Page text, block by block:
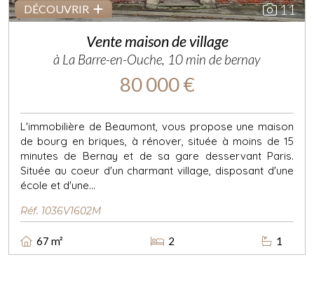
DÉCOUVRIR 11
Vente maison de village
à La Barre-en-Ouche, 10 min de bernay
80 000 €
L'immobilière de Beaumont, vous propose une maison
de bourg en briques, à rénover, située à moins de 15
minutes de Bernay et de sa gare desservant Paris.
Située au coeur d'un charmant village, disposant d'une
école et d'une...
Réf. 1036V1602M
67 m² 2 1